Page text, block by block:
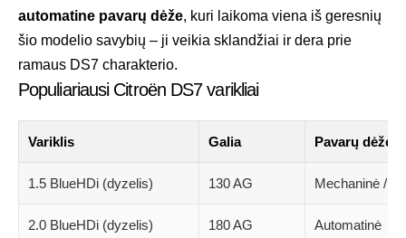
automatine pavarų dėže, kuri laikoma viena iš geresnių
šio modelio savybių – ji veikia sklandžiai ir dera prie
ramaus DS7 charakterio.
Populiariausi Citroën DS7 varikliai
Variklis Galia Pavarų dėžė
1.5 BlueHDi (dyzelis) 130 AG Mechaninė /
2.0 BlueHDi (dyzelis) 180 AG Automatinė